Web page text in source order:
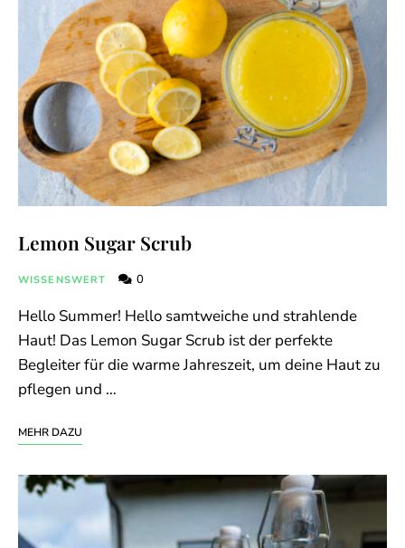
Lemon Sugar Scrub
WISSENSWERT 0
Hello Summer! Hello samtweiche und strahlende
Haut! Das Lemon Sugar Scrub ist der perfekte
Begleiter für die warme Jahreszeit, um deine Haut zu
pflegen und …
MEHR DAZU